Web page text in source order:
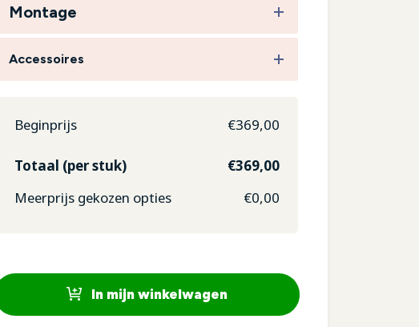
Montage
Accessoires
Meerprijs gekozen opties €0,00
Beginprijs €369,00
Totaal (per stuk) €369,00
In mijn winkelwagen